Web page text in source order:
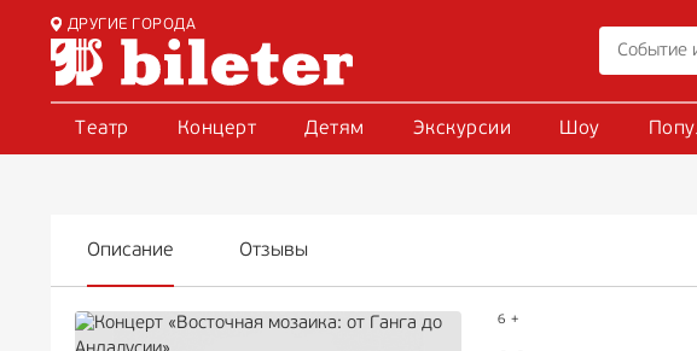
ДРУГИЕ ГОРОДА
Театр Концерт Детям Экскурсии Шоу
Описание Отзывы
6 +